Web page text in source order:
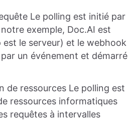
Le polling est initié par
exemple, Doc.AI est
le serveur) et le webhook
un événement et démarré
de ressources Le polling est
ressources informatiques
requêtes à intervalles